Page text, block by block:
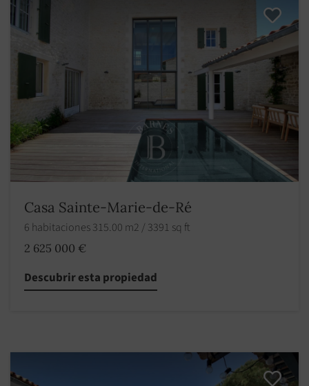
Casa Sainte-Marie-de-Ré
6 habitaciones 315.00 m2 / 3391 sq ft
2 625 000 €
Descubrir esta propiedad